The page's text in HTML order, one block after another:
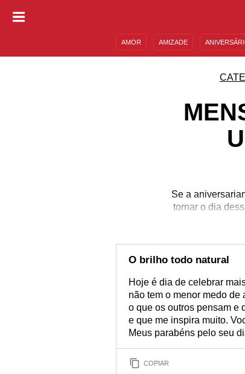
AMOR AMIZADE
Se a
tornar o dia
O brilho todo natural
Hoje é dia de celebrar
não tem o menor medo de
o que os outros pensam e
e que me inspira muito.
Meus parabéns pelo seu
COPIAR